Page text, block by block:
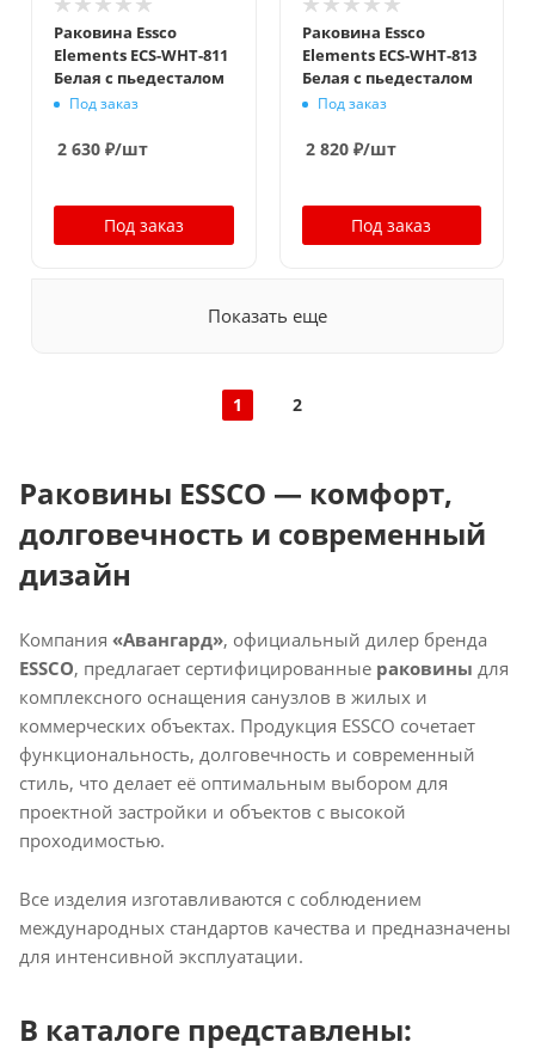
Раковина Essco
Elements ECS-WHT-811
Белая с пьедесталом
Под заказ
2 630 ₽/шт
Под заказ
Раковина Essco
Elements ECS-WHT-813
Белая с пьедесталом
Под заказ
2 820₽/шт
Под заказ
Показать еще
1 2
Раковины ESSCO — комфорт,
долговечность и современный
дизайн
Компания «Авангард», официальный дилер бренда
ESSCO, предлагает сертифицированные раковины для
комплексного оснащения санузлов в жилых и
коммерческих объектах. Продукция ESSCO сочетает
функциональность, долговечность и современный
стиль, что делает её оптимальным выбором для
проектной застройки и объектов с высокой
проходимостью.
Все изделия изготавливаются с соблюдением
международных стандартов качества и предназначены
для интенсивной эксплуатации.
В каталоге представлены: